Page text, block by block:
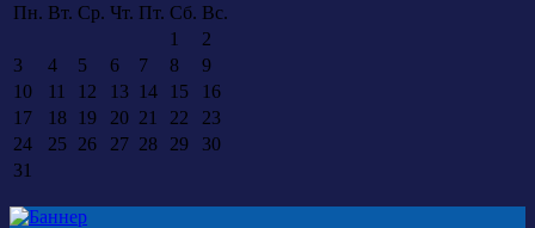
Пн. Вт. Ср. Чт. Пт. Сб. Вс.
1
2
3
4 5 6 7 8
9
10
11 12 13 14 15
16
17
18 19 20 21 22
23
24
25 26 27 28 29
30
31